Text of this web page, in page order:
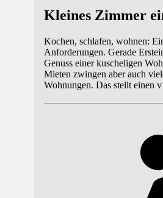
Kleines Zimmer
Kochen, schlafen, wohnen:
Anforderungen. Gerade
Genuss einer kuscheligen
Mieten zwingen aber auch
Wohnungen. Das stellt einen v